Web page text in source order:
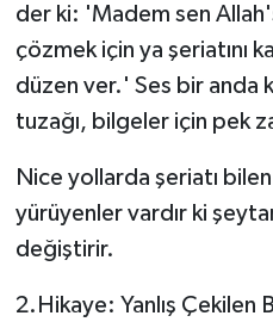
der ki: 'Madem sen
çözmek için ya şeriatını
düzen ver.' Ses bir anda
tuzağı, bilgeler için pek
Nice yollarda şeriatı
yürüyenler vardır ki
değiştirir.
2.Hikaye: Yanlış Çekilen